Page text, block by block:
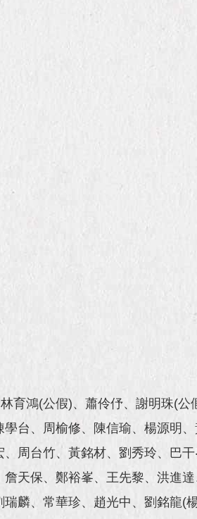
育鴻(公假)、蕭伶伃、謝明珠(
台、周榆修、陳信瑜、楊源明
周台竹、黃銘材、劉秀玲、巴
天保、鄭裕峯、王先黎、洪進
麟、常華珍、趙光中、劉銘龍(